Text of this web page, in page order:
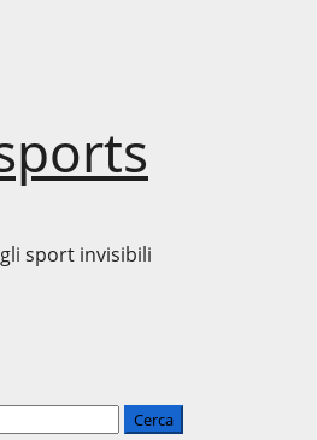
sport invisibili